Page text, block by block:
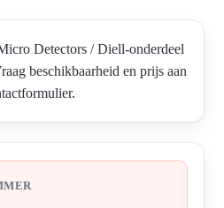
Detectors / Diell-onderdeel
beschikbaarheid en prijs aan